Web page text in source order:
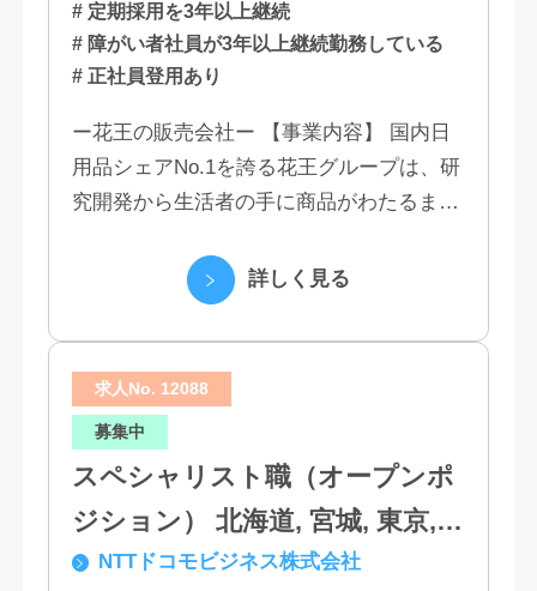
# 定期採用を3年以上継続
# 障がい者社員が3年以上継続勤務している
# 正社員登用あり
ー花王の販売会社ー 【事業内容】 国内日
用品シェアNo.1を誇る花王グループは、研
究開発から生活者の手に商品がわたるまで
で、情報のスピード、質、量ともに他社に
詳しく見る
求人No. 12088
募集中
スペシャリスト職（オープンポ
ジション） 北海道, 宮城, 東京,
石川, 愛知, 大阪, 広島, 香川, 福岡
NTTドコモビジネス株式会社